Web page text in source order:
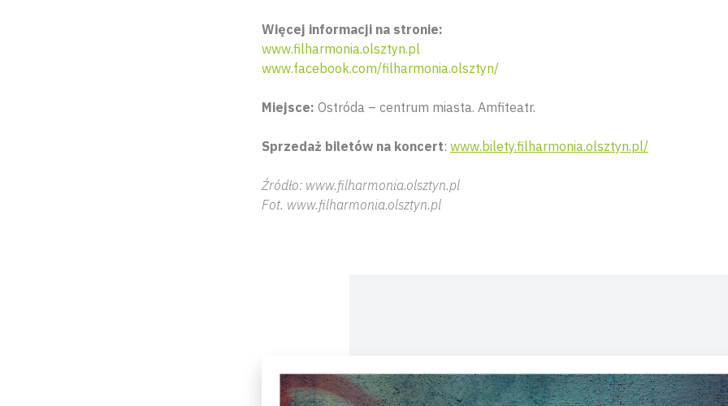
Więcej informacji na stronie:
www.filharmonia.olsztyn.pl
www.facebook.com/filharmonia.olsztyn/
Miejsce: Ostróda – centrum miasta. Amfiteatr.
Sprzedaż biletów na koncert: www.bilety.filharmonia.olsztyn.pl/
Źródło: www.filharmonia.olsztyn.pl
Fot. www.filharmonia.olsztyn.pl